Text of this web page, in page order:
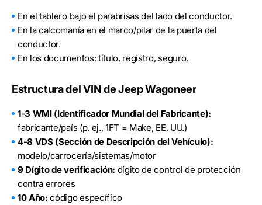
En el tablero bajo el parabrisas del lado del conductor.
En la calcomanía en el marco/pilar de la puerta del
conductor.
En los documentos: título, registro, seguro.
Estructura del VIN de Jeep Wagoneer
1-3 WMI (Identificador Mundial del Fabricante):
fabricante/país (p. ej., 1FT = Make, EE. UU.)
4-8 VDS (Sección de Descripción del Vehículo):
modelo/carrocería/sistemas/motor
9 Dígito de verificación: dígito de control de protección
contra errores
10 Año: código específico